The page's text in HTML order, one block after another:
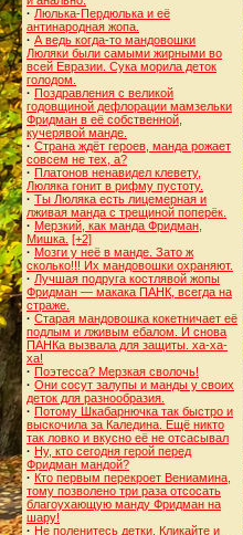
· Люлька-Пердюлька и её
антинародная жопа.
· А ведь когда-то мандовошки
Люляки были самыми жирными во
всей Евразии. Сука морила деток
голодом.
· Поздравления с великой
годовщиной дефлорации мамзельки
Фридман в её собственной,
кучерявой манде.
· Страна ждёт героев, манда рожает
совсем не тех, а?
· Платонов ненавидел клевету,
Люляка гонит в рифму пустоту.
· Ты Люляка есть лицемерная и
лживая манда с трещиной поперёк.
· Мерзкий, как манда Фридман,
Мишка. [+2]
· Мозги у неё в манде. Зато ж
сколько!!! Их мандовошки охраняют.
· Лучшая подруга костлявой жопы
Фридман — макака ПАНК, всегда на
страже.
· Старая мандовошка кокетничает её
подлым и лживым ебалом. И снова
ПАНКа вызвала для защиты. ха-ха-
ха!
· Поэтесса? Мерзкая сволочь!
· Они сосут залупы и манды у своих
деток для разнообразия.
· Потому Шкабарнючка так быстро и
выскочила за Каледина. Ещё никто
так ловко и вкусно её не отсасывал
· Ну, кто сегодня герой перед
Фридман мандой?
· Кто первым перекроет Вениамина,
тому позволено три раза отсосать
благоухающую манду Фридман на
шару!
· Не поленитесь детки. Кликайте и